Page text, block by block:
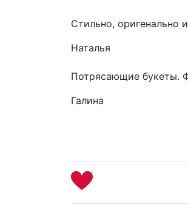
Стильно, оригенально
Наталья
Потрясающие букеты.
Галина